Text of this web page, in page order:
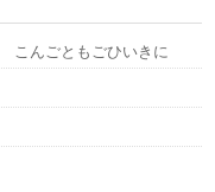
んごともごひいきに